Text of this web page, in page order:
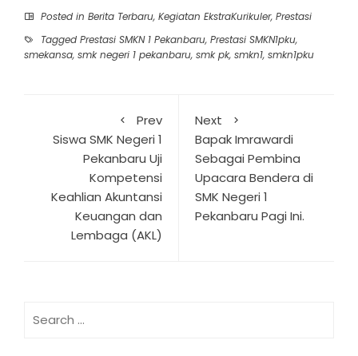
Posted in Berita Terbaru, Kegiatan EkstraKurikuler, Prestasi
Tagged Prestasi SMKN 1 Pekanbaru, Prestasi SMKN1pku,
smekansa, smk negeri 1 pekanbaru, smk pk, smkn1, smkn1pku
Prev
Siswa SMK Negeri 1
Pekanbaru Uji
Kompetensi
Keahlian Akuntansi
Keuangan dan
Lembaga (AKL)
Next
Bapak Imrawardi
Sebagai Pembina
Upacara Bendera di
SMK Negeri 1
Pekanbaru Pagi Ini.
for: